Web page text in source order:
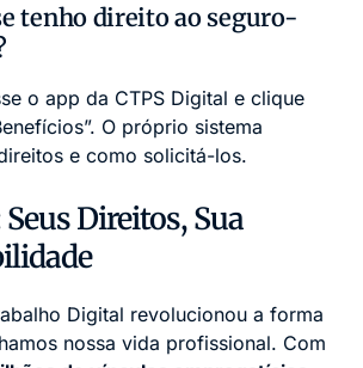
tenho direito ao seguro-
o app da CTPS Digital e clique
O próprio sistema
e como solicitá-los.
Direitos, Sua
Digital revolucionou a forma
nossa vida profissional. Com